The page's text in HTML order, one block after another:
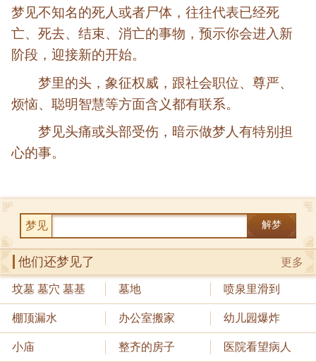
梦见不知名的死人或者尸体，往往代表已经死
亡、死去、结束、消亡的事物，预示你会进入新
阶段，迎接新的开始。
梦里的头，象征权威，跟社会职位、尊严、
烦恼、聪明智慧等方面含义都有联系。
梦见头痛或头部受伤，暗示做梦人有特别担
心的事。
梦见 解梦
更多
他们还梦见了
坟墓 墓穴 墓基 墓地 喷泉里滑到
棚顶漏水 办公室搬家 幼儿园爆炸
小庙 整齐的房子 医院看望病人